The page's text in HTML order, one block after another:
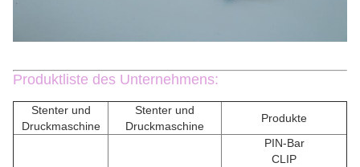
Produktliste des Unternehmens:
Stenter und
Druckmaschine
Stenter und
Druckmaschine
Produkte
PIN-Bar
CLIP